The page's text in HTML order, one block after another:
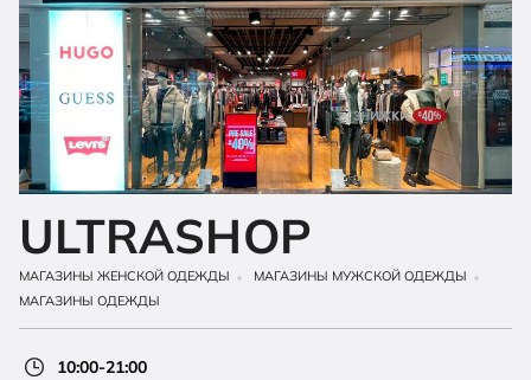
ULTRASHOP
МАГАЗИНЫ ЖЕНСКОЙ ОДЕЖДЫ
МАГАЗИНЫ МУЖСКОЙ ОДЕЖДЫ
МАГАЗИНЫ ОДЕЖДЫ
10:00-21:00